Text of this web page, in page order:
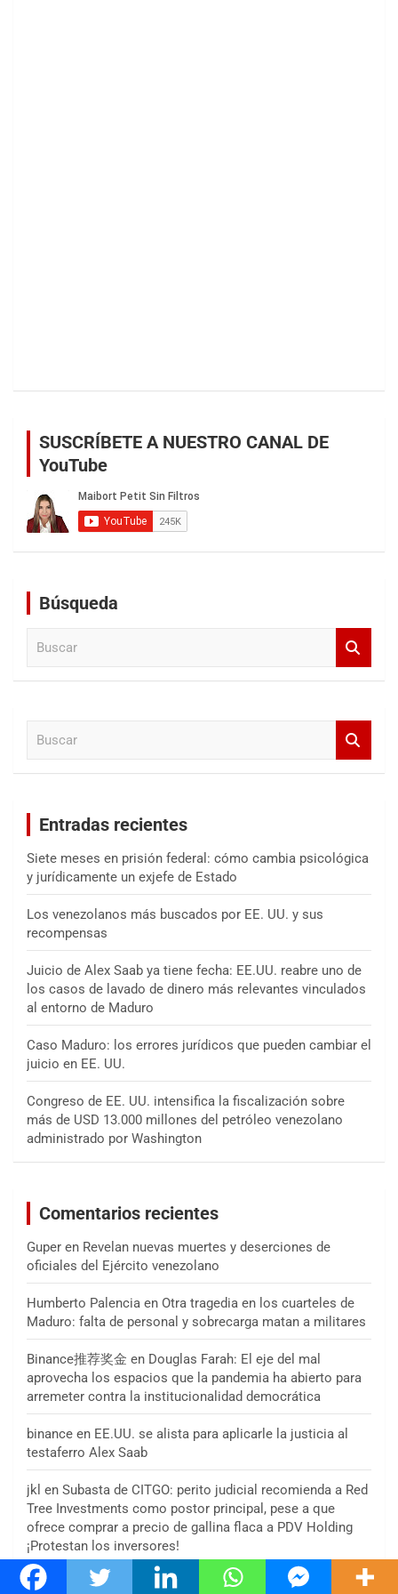
SUSCRÍBETE A NUESTRO CANAL DE
YouTube
Búsqueda
Entradas recientes
Siete meses en prisión federal: cómo cambia psicológica
y jurídicamente un exjefe de Estado
Los venezolanos más buscados por EE. UU. y sus
recompensas
Juicio de Alex Saab ya tiene fecha: EE.UU. reabre uno de
los casos de lavado de dinero más relevantes vinculados
al entorno de Maduro
Caso Maduro: los errores jurídicos que pueden cambiar el
juicio en EE. UU.
Congreso de EE. UU. intensifica la fiscalización sobre
más de USD 13.000 millones del petróleo venezolano
administrado por Washington
Comentarios recientes
Guper en Revelan nuevas muertes y deserciones de
oficiales del Ejército venezolano
Humberto Palencia en Otra tragedia en los cuarteles de
Maduro: falta de personal y sobrecarga matan a militares
Binance推荐奖金 en Douglas Farah: El eje del mal
aprovecha los espacios que la pandemia ha abierto para
arremeter contra la institucionalidad democrática
binance en EE.UU. se alista para aplicarle la justicia al
testaferro Alex Saab
jkl en Subasta de CITGO: perito judicial recomienda a Red
Tree Investments como postor principal, pese a que
ofrece comprar a precio de gallina flaca a PDV Holding
¡Protestan los inversores!